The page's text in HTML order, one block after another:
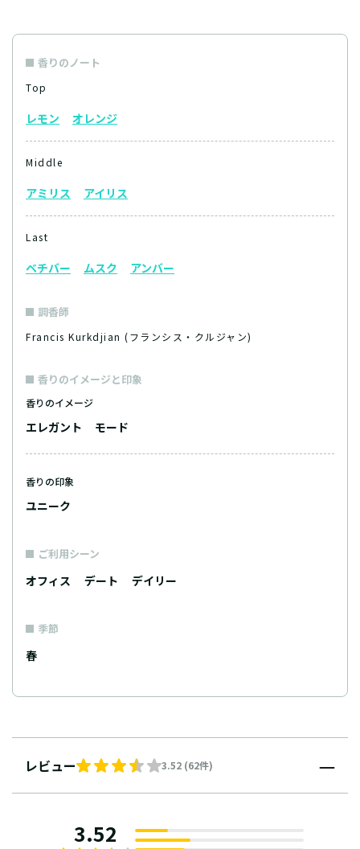
香りのノート
Top
レモン オレンジ
Middle
アミリス アイリス
Last
ベチバー ムスク アンバー
調香師
Francis Kurkdjian (フランシス・クルジャン)
香りのイメージと印象
香りのイメージ
エレガント モード
香りの印象
ユニーク
ご利用シーン
オフィス デート デイリー
季節
春
レビュー 3.52 (62件)
3.52